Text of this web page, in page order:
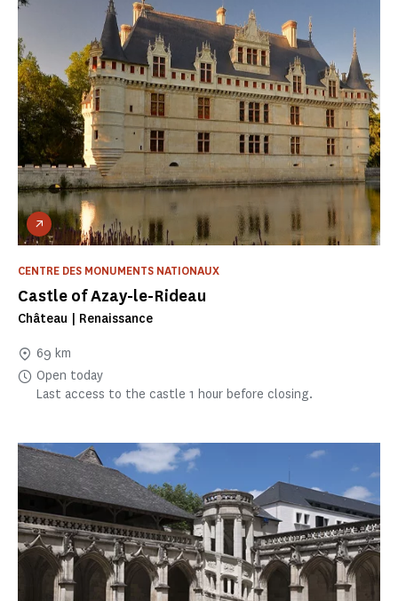
Castle of Azay-le-Rideau
CENTRE DES MONUMENTS NATIONAUX
Château | Renaissance
69 km
Open today
Last access to the castle 1 hour before closing.